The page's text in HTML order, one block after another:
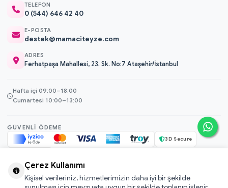
TELEFON
0 (544) 646 42 40
E-POSTA
destek@mamaciteyze.com
ADRES
Ferhatpaşa Mahallesi, 23. Sk. No:7 Ataşehir/İstanbul
Hafta içi 09:00–18:00
Cumartesi 10:00–13:00
GÜVENLI ÖDEME
3D Secure
© 2026 Mamacı Teyze · Nurşen ve ekibi ile birlikte ile hazırlandı.
Çerez Kullanımı
Kişisel verileriniz, hizmetlerimizin daha iyi bir şekilde